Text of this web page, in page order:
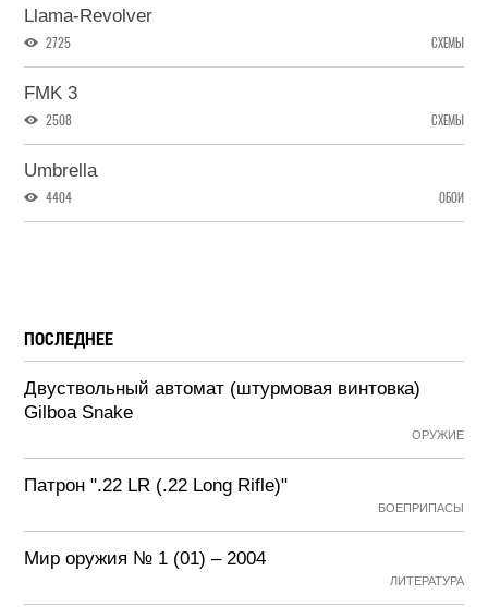
Llama-Revolver
2725 СХЕМЫ
FMK 3
2508 СХЕМЫ
Umbrella
4404 ОБОИ
ПОСЛЕДНЕЕ
Двуствольный автомат (штурмовая винтовка)
Gilboa Snake
ОРУЖИЕ
Патрон ".22 LR (.22 Long Rifle)"
БОЕПРИПАСЫ
Мир оружия № 1 (01) – 2004
ЛИТЕРАТУРА